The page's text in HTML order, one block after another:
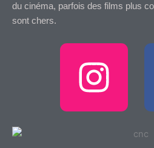
du cinéma, parfois des films plus
sont chers.
I
n